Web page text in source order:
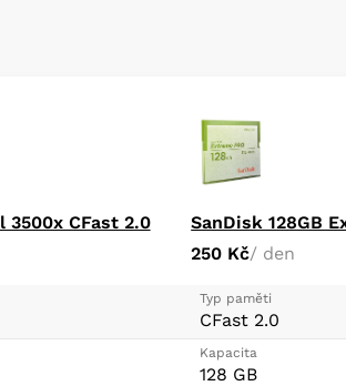
3500x CFast 2.0
SanDisk 128GB
250 Kč/ den
Typ paměti
CFast 2.0
Kapacita
128 GB